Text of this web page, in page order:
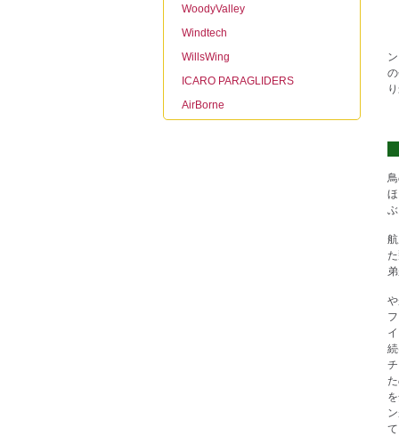
WoodyValley
Windtech
WillsWing
ICARO PARAGLIDERS
AirBorne